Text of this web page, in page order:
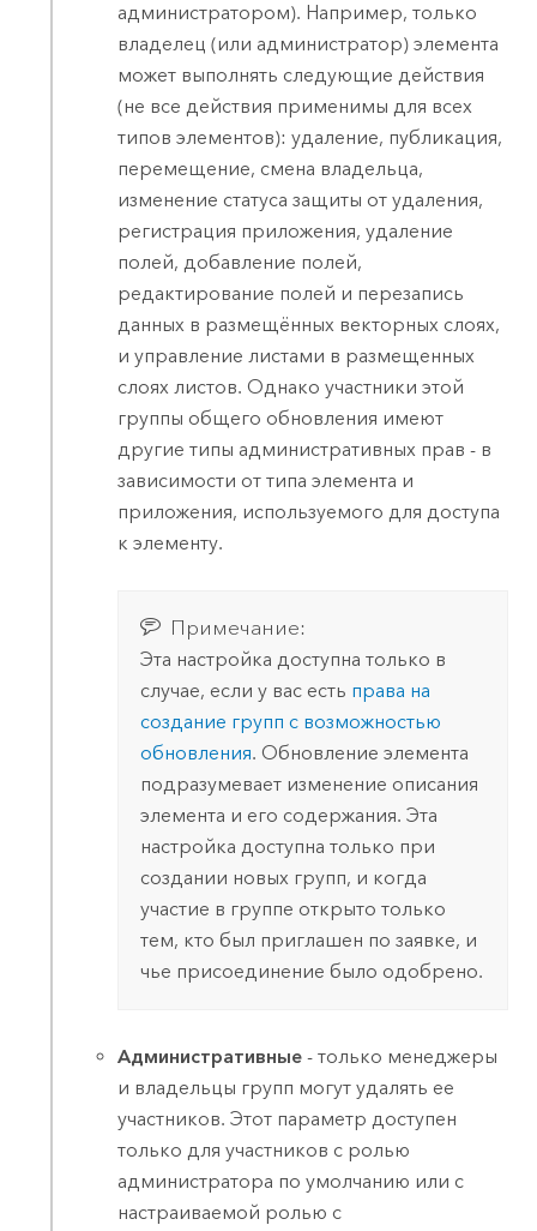
администратором). Например, только
владелец (или администратор) элемента
может выполнять следующие действия
(не все действия применимы для всех
типов элементов): удаление, публикация,
перемещение, смена владельца,
изменение статуса защиты от удаления,
регистрация приложения, удаление
полей, добавление полей,
редактирование полей и перезапись
данных в размещённых векторных слоях,
и управление листами в размещенных
слоях листов. Однако участники этой
группы общего обновления имеют
другие типы административных прав - в
зависимости от типа элемента и
приложения, используемого для доступа
к элементу.
Примечание:
Эта настройка доступна только в
случае, если у вас есть права на
создание групп с возможностью
обновления. Обновление элемента
подразумевает изменение описания
элемента и его содержания. Эта
настройка доступна только при
создании новых групп, и когда
участие в группе открыто только
тем, кто был приглашен по заявке, и
чье присоединение было одобрено.
Административные - только менеджеры
и владельцы групп могут удалять ее
участников. Этот параметр доступен
только для участников с ролью
администратора по умолчанию или с
настраиваемой ролью с